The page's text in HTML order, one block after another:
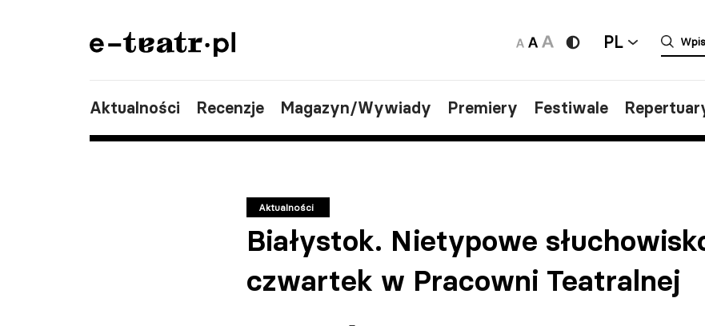
PL
Aktualności Recenzje Magazyn/Wywiady Premiery Festiwale
Aktualności
Białystok. Nietypowe
czwartek w Pracowni Teatralnej